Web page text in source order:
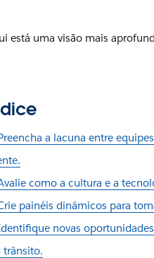
está uma visão mais
a lacuna entre
como a cultura e a
painéis dinâmicos para
novas
trânsito.